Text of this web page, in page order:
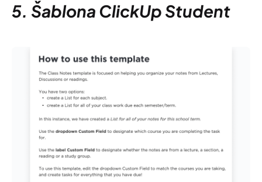
5. Šablona ClickUp Student